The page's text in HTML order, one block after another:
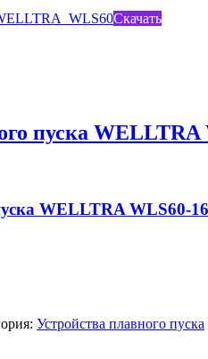
Скачать
пуска
WELLTRA WLS60-
Устройства плавного пуска